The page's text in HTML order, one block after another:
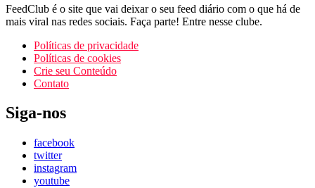
FeedClub é o site que vai deixar o seu feed diário com o que há de
mais viral nas redes sociais. Faça parte! Entre nesse clube.
Políticas de privacidade
Políticas de cookies
Crie seu Conteúdo
Contato
Siga-nos
facebook
twitter
instagram
youtube